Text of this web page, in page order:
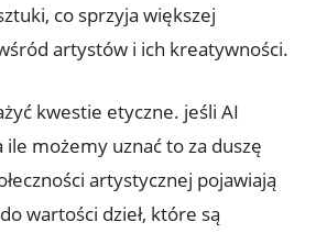
co sprzyja większej
artystów i ich kreatywności.
kwestie etyczne. jeśli AI
możemy uznać to za duszę
artystycznej pojawiają
wartości dzieł, które są